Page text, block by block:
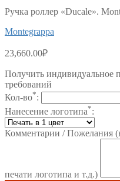
Ручка роллер «Ducale».
Montegrappa
23,660.00₽
Получить индивидуальное
требований
Кол-во*:
Нанесение логотипа*:
Комментарии / Пожелания
печати логотипа и т.д.)